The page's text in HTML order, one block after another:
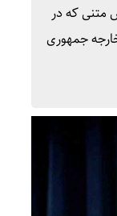
متنی که در
جمهوری